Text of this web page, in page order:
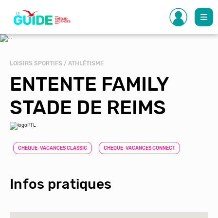
contenu
principal
LOISIRS SPORTIFS / ATHLÉTISME
ENTENTE FAMILY
STADE DE REIMS
CHEQUE-VACANCES CLASSIC CHEQUE-VACANCES CONNECT
Infos pratiques